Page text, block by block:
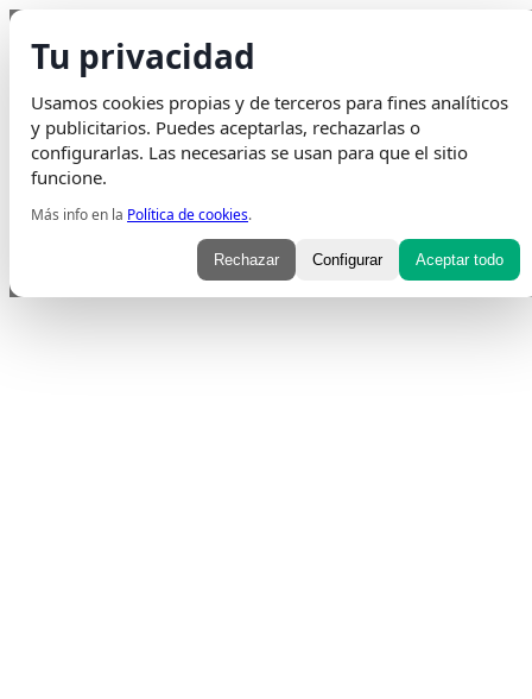
Tu privacidad
Usamos cookies propias y de terceros para fines analíticos
y publicitarios. Puedes aceptarlas, rechazarlas o
configurarlas. Las necesarias se usan para que el sitio
funcione.
Más info en la Política de cookies.
Rechazar Configurar Aceptar todo
Saltar al contenido
Envio Gratisen pedidos superiores a 75€ | Entrega en 24H
Whatsapp Envelope Instagram Tiktok